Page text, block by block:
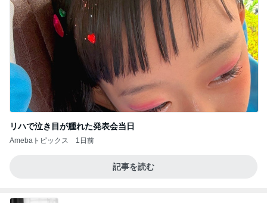
リハで泣き目が腫れた発表会当日
Amebaトピックス 1日前
記事を読む